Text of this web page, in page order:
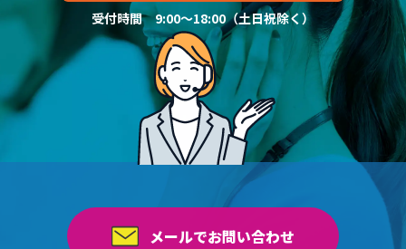
受付時間 9:00～18:00（土日祝除く）
メールでお問い合わせ